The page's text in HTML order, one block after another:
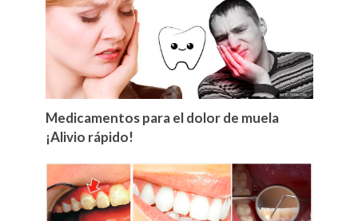
Medicamentos para el dolor de muela
¡Alivio rápido!